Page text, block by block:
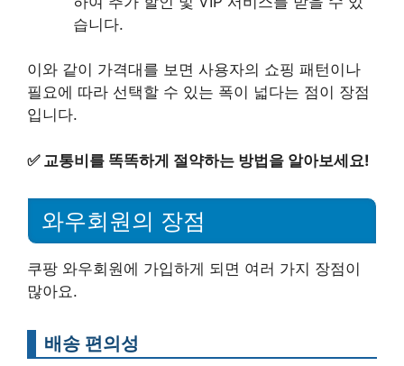
습니다.
이와 같이 가격대를 보면 사용자의 쇼핑 패턴이나
필요에 따라 선택할 수 있는 폭이 넓다는 점이 장점
입니다.
✅ 교통비를 똑똑하게 절약하는 방법을 알아보세요!
와우회원의 장점
쿠팡 와우회원에 가입하게 되면 여러 가지 장점이
많아요.
배송 편의성